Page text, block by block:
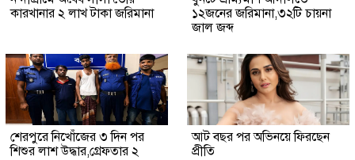
কারখানার ২ লাখ টাকা জরিমানা
১২জনের জরিমানা,৩২টি চায়না
জাল জব্দ
শেরপুরে নিখোঁজের ৩ দিন পর
শিশুর লাশ উদ্ধার,গ্রেফতার ২
আট বছর পর অভিনয়ে ফিরছেন
প্রীতি